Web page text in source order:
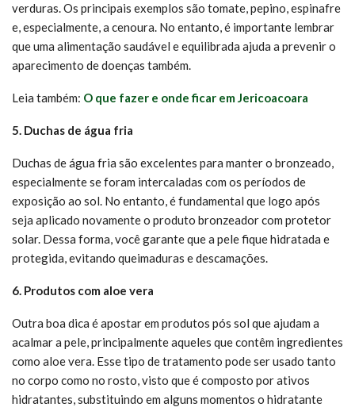
verduras. Os principais exemplos são tomate, pepino, espinafre
e, especialmente, a cenoura. No entanto, é importante lembrar
que uma alimentação saudável e equilibrada ajuda a prevenir o
aparecimento de doenças também.
Leia também: O que fazer e onde ficar em Jericoacoara
5. Duchas de água fria
Duchas de água fria são excelentes para manter o bronzeado,
especialmente se foram intercaladas com os períodos de
exposição ao sol. No entanto, é fundamental que logo após
seja aplicado novamente o produto bronzeador com protetor
solar. Dessa forma, você garante que a pele fique hidratada e
protegida, evitando queimaduras e descamações.
6. Produtos com aloe vera
Outra boa dica é apostar em produtos pós sol que ajudam a
acalmar a pele, principalmente aqueles que contêm ingredientes
como aloe vera. Esse tipo de tratamento pode ser usado tanto
no corpo como no rosto, visto que é composto por ativos
hidratantes, substituindo em alguns momentos o hidratante